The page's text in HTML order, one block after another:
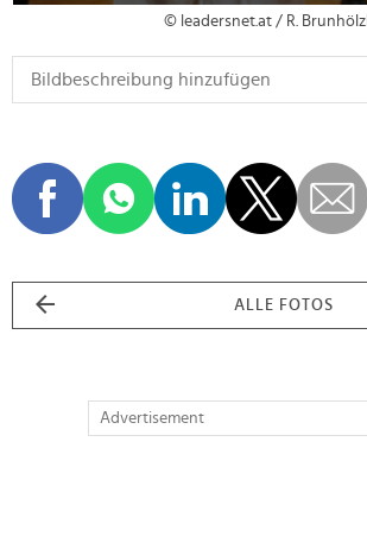
© leadersnet.at / R. Brunhölzl
ALLE FOTOS
Advertisement